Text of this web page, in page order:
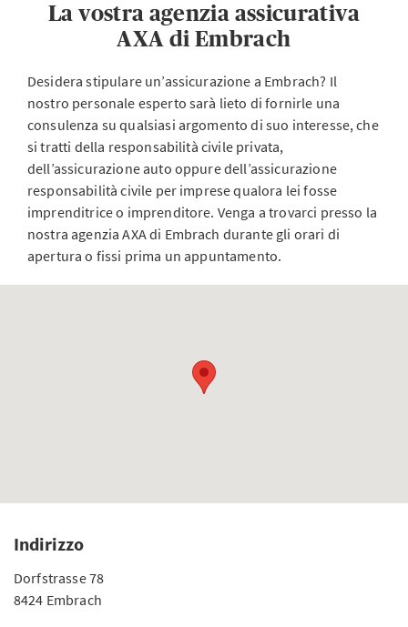
La vostra agenzia assicurativa
AXA di Embrach
Desidera stipulare un’assicurazione a Embrach? Il
nostro personale esperto sarà lieto di fornirle una
consulenza su qualsiasi argomento di suo interesse, che
si tratti della responsabilità civile privata,
dell’assicurazione auto oppure dell’assicurazione
responsabilità civile per imprese qualora lei fosse
imprenditrice o imprenditore. Venga a trovarci presso la
nostra agenzia AXA di Embrach durante gli orari di
apertura o fissi prima un appuntamento.
Indirizzo
Dorfstrasse 78
8424 Embrach